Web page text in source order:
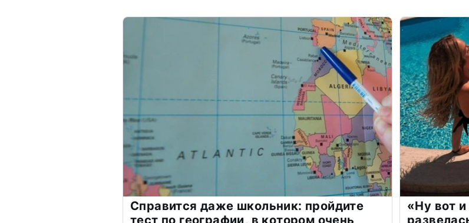
Справится даже школьник: пройдите
тест по географии, в котором очень
«Ну вот